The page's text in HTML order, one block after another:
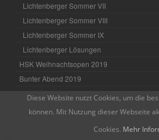
Lichtenberger Sommer VII
Lichtenberger Sommer VIII
Lichtenberger Sommer IX
Lichtenberger Lösungen
HSK Weihnachtsopen 2019
Bunter Abend 2019
58. Skattunier – Jaeger durchbricht
Neuer FIDE-Meister
Diese Website nutzt Cookies, um die
können. Mit Nutzung dieser Webseite
Cookies. Mehr